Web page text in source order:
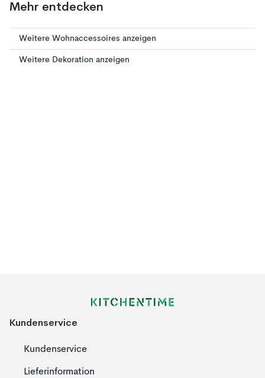
Mehr entdecken
Weitere Wohnaccessoires anzeigen
Weitere Dekoration anzeigen
Kundenservice
Kundenservice
Lieferinformation